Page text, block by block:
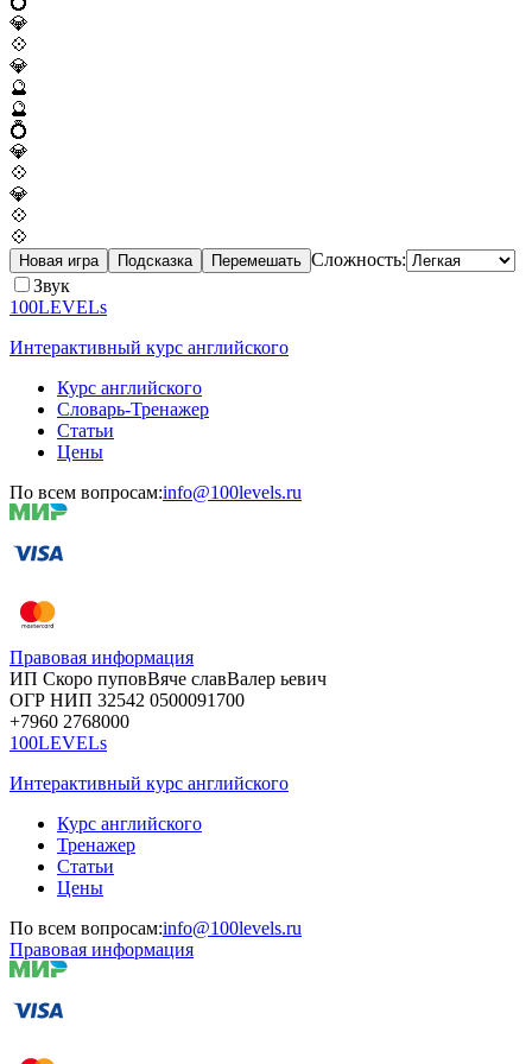
💎
💠
💎
🔮
🔮
💍
💎
💠
💎
💠
💠
Новая игра Подсказка Перемешать Сложность:
Звук
100LEVELs
Интерактивный курс английского
Курс английского
Словарь-Тренажер
Статьи
Цены
По всем вопросам:info@100levels.ru
Правовая информация
ИП Скоро пуповВяче славВалер ьевич
ОГР НИП 32542 0500091700
+7960 2768000
100LEVELs
Интерактивный курс английского
Курс английского
Тренажер
Статьи
Цены
По всем вопросам:info@100levels.ru
Правовая информация